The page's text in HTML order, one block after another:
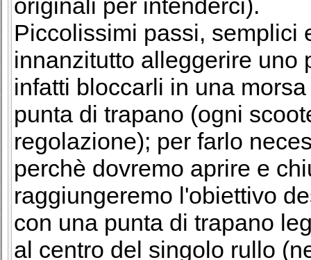
originali per intenderci).
Piccolissimi passi, semplici
innanzitutto alleggerire uno
infatti bloccarli in una
punta di trapano (ogni
regolazione); per farlo
perchè dovremo aprire e
raggiungeremo l'obiettivo
con una punta di trapano
al centro del singolo rullo